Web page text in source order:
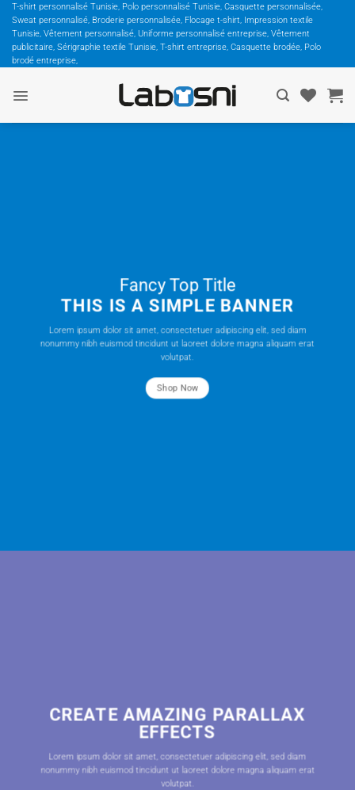
Passer
contenu
T-shirt personnalisé Tunisie, Polo personnalisé Tunisie, Casquette personnalisée,
Sweat personnalisé, Broderie personnalisée, Flocage t-shirt, Impression textile
Tunisie, Vêtement personnalisé, Uniforme personnalisé entreprise, Vêtement
publicitaire, Sérigraphie textile Tunisie, T-shirt entreprise, Casquette brodée, Polo
brodé entreprise,
Fancy Top Title
THIS IS A SIMPLE BANNER
Lorem ipsum dolor sit amet, consectetuer adipiscing elit, sed diam
nonummy nibh euismod tincidunt ut laoreet dolore magna aliquam erat
volutpat.
Shop Now
CREATE AMAZING PARALLAX
EFFECTS
Lorem ipsum dolor sit amet, consectetuer adipiscing elit, sed diam
nonummy nibh euismod tincidunt ut laoreet dolore magna aliquam erat
volutpat.